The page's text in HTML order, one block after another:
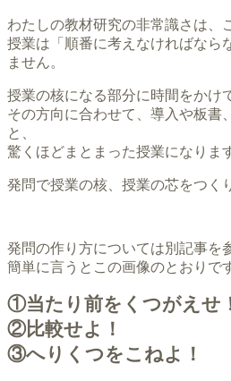
わたしの教材研究の非常識さは、
授業は「順番に考えなければなら
ません。
授業の核になる部分に時間をかけ
その方向に合わせて、導入や板書
と、
驚くほどまとまった授業になりま
発問で授業の核、授業の芯をつく
発問の作り方については別記事を
簡単に言うとこの画像のとおりで
①当たり前をくつがえせ
②比較せよ！
③へりくつをこねよ！